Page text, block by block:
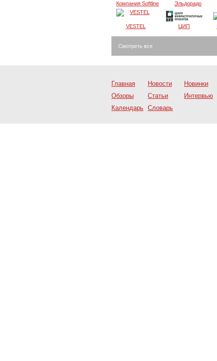
Компания Softline Эльдорадо
VESTEL ЦИП
Смотреть все
Главная Новости
Новинки
Обзоры
Статьи
Интервью
Календарь Словарь